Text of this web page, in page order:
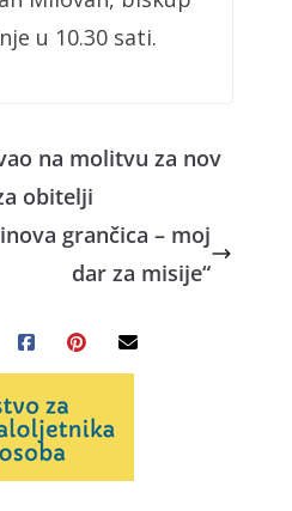
u 10.30 sati.
na molitvu za nov
obitelji
grančica – moj
dar za misije“